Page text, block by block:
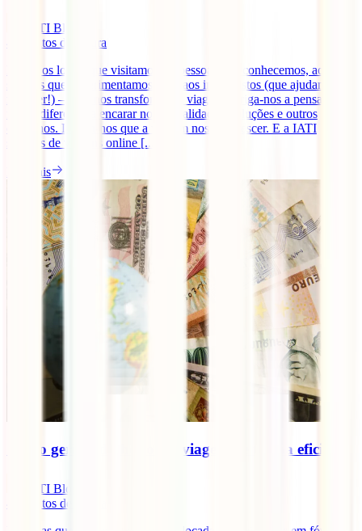
IATI Blog
minutos de leitura
Desde os locais que visitamos, às pessoas que conhecemos, aos
sabores que experimentamos e até aos imprevistos (que ajudamos a
resolver!) – tudo nos transforma. A viagem obriga-nos a pensar de
forma diferente, a encarar novas realidades, soluções e outros
caminhos. Dizem-nos que a viagem nos faz crescer. E a IATI
seguros de viagens online [...]
Ler mais
Como gerir o dinheiro em viagem de forma eficiente
IATI Blog
minutos de leitura